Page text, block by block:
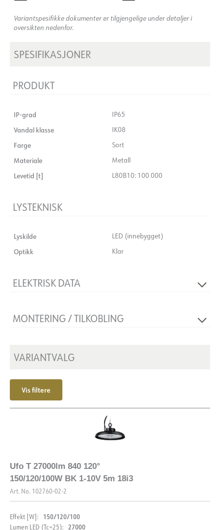
Variantspesifikke dokumenter er tilgjengelige under detaljer i
oversikten nedenfor.
SPESIFIKASJONER
PRODUKT
IP-grad IP65
Vandal klasse IK08
Farge Sort
Materiale Metall
Levetid [t] L80B10: 100 000
LYSTEKNISK
Lyskilde LED (innebygget)
Optikk Klar
ELEKTRISK DATA
Isolasjonsklasse 1
MONTERING / TILKOBLING
VARIANTVALG
Vis filtere
Ufo T 27000lm 840 120°
150/120/100W BK 1-10V 5m 18i3
Art. No. 102760-02-2
Effekt [W]: 150/120/100
Lumen LED (Tc=25): 27000